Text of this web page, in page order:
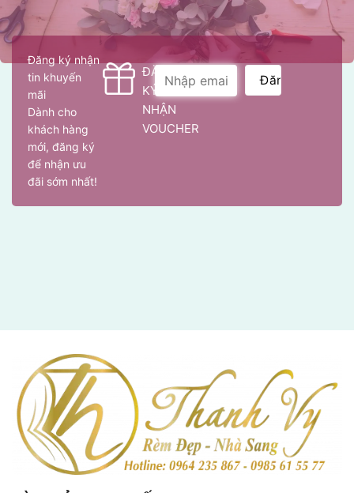
Đăng ký nhận
tin khuyến
mãi
Dành cho
khách hàng
mới, đăng ký
để nhận ưu
đãi sớm nhất!
ĐĂNG
KÝ
NHẬN
VOUCHER